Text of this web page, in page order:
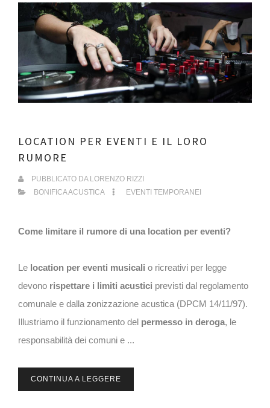
LOCATION PER EVENTI E IL LORO
RUMORE
PUBBLICATO DA LORENZO RIZZI
BONIFICA ACUSTICA
EVENTI TEMPORANEI
Come limitare il rumore di una location per eventi?
Le location per eventi musicali o ricreativi per legge
devono rispettare i limiti acustici previsti dal regolamento
comunale e dalla zonizzazione acustica (DPCM 14/11/97).
Illustriamo il funzionamento del permesso in deroga, le
responsabilità dei comuni e ...
CONTINUA A LEGGERE